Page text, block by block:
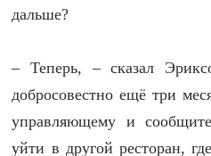
дальше?
– Теперь, – сказал
добросовестно ещё три
управляющему и
уйти в другой ресторан,